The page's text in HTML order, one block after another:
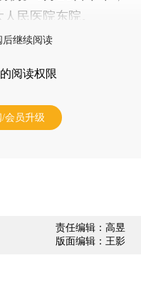
民医院东院。
后继续阅读
阅读权限
/会员升级
责任编辑：高昱
版面编辑：王影